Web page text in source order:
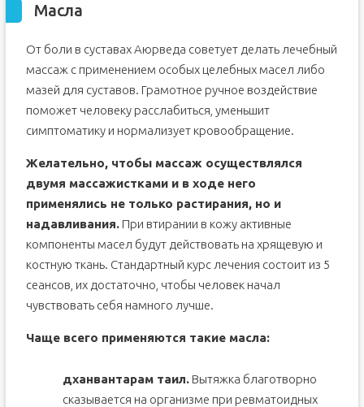
Масла
От боли в суставах Аюрведа советует делать лечебный
массаж с применением особых целебных масел либо
мазей для суставов. Грамотное ручное воздействие
поможет человеку расслабиться, уменьшит
симптоматику и нормализует кровообращение.
Желательно, чтобы массаж осуществлялся
двумя массажистками и в ходе него
применялись не только растирания, но и
надавливания.При втирании в кожу активные
компоненты масел будут действовать на хрящевую и
костную ткань. Стандартный курс лечения состоит из 5
сеансов, их достаточно, чтобы человек начал
чувствовать себя намного лучше.
Чаще всего применяются такие масла:
дханвантарам таил.Вытяжка благотворно
сказывается на организме при ревматоидных